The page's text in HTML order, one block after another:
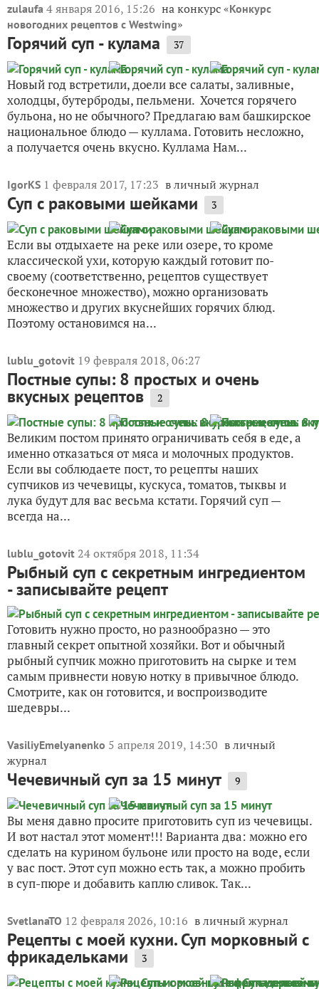
zulaufa 4 января 2016, 15:26 на конкурс «Конкурс
новогодних рецептов с Westwing»
Горячий суп - кулама 37
Новый год встретили, доели все салаты, заливные,
холодцы, бутерброды, пельмени. Хочется горячего
бульона, но не обычного? Предлагаю вам башкирское
национальное блюдо — куллама. Готовить несложно,
а получается очень вкусно. Куллама Нам...
IgorKS 1 февраля 2017, 17:23 в личный журнал
Суп с раковыми шейками 3
Если вы отдыхаете на реке или озере, то кроме
классической ухи, которую каждый готовит по-
своему (соответственно, рецептов существует
бесконечное множество), можно организовать
множество и других вкуснейших горячих блюд.
Поэтому остановимся на...
lublu_gotovit 19 февраля 2018, 06:27
Постные супы: 8 простых и очень
вкусных рецептов 2
Великим постом принято ограничивать себя в еде, а
именно отказаться от мяса и молочных продуктов.
Если вы соблюдаете пост, то рецепты наших
супчиков из чечевицы, кускуса, томатов, тыквы и
лука будут для вас весьма кстати. Горячий суп —
всегда на...
lublu_gotovit 24 октября 2018, 11:34
Рыбный суп с секретным ингредиентом
- записывайте рецепт
Готовить нужно просто, но разнообразно — это
главный секрет опытной хозяйки. Вот и обычный
рыбный супчик можно приготовить на сырке и тем
самым привнести новую нотку в привычное блюдо.
Смотрите, как он готовится, и воспроизводите
шедевры...
VasiliyEmelyanenko 5 апреля 2019, 14:30 в личный
журнал
Чечевичный суп за 15 минут 9
Вы меня давно просите приготовить суп из чечевицы.
И вот настал этот момент!!! Варианта два: можно его
сделать на курином бульоне или просто на воде, если
у вас пост. Этот суп можно есть так, а можно пробить
в суп-пюре и добавить каплю сливок. Так...
SvetlanaTO 12 февраля 2026, 10:16 в личный журнал
Рецепты с моей кухни. Суп морковный с
фрикадельками 3